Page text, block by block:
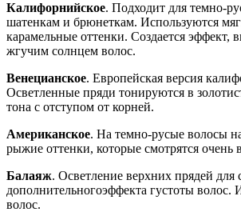
Калифорнийское. Подходит для темно-
шатенкам и брюнеткам. Используются
карамельные оттенки. Создается эффект,
жгучим солнцем волос.
Венецианское. Европейская версия
Осветленные пряди тонируются в
тона с отступом от корней.
Американское. На темно-русые волосы
рыжие оттенки, которые смотрятся очень
Балаяж. Осветление верхних прядей для
дополнительногоэффекта густоты волос.
волос.